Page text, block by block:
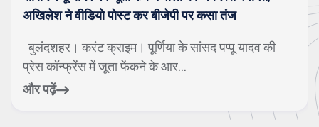
अखिलेश ने वीडियो पोस्ट कर बीजेपी पर कसा तंज
बुलंदशहर। करंट क्राइम। पूर्णिया के सांसद पप्पू यादव की
प्रेस कॉन्फ्रेंस में जूता फेंकने के आर...
और पढ़ें